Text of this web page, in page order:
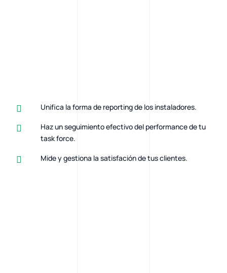
Unifica la forma de reporting de los instaladores.
Haz un seguimiento efectivo del performance de tu
task force.
Mide y gestiona la satisfación de tus clientes.